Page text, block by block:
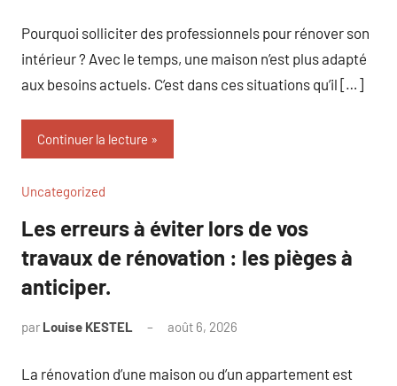
Pourquoi solliciter des professionnels pour rénover son
intérieur ? Avec le temps, une maison n’est plus adapté
aux besoins actuels. C’est dans ces situations qu’il […]
Continuer la lecture
Uncategorized
Les erreurs à éviter lors de vos
travaux de rénovation : les pièges à
anticiper.
par Louise KESTEL août 6, 2026
La rénovation d’une maison ou d’un appartement est